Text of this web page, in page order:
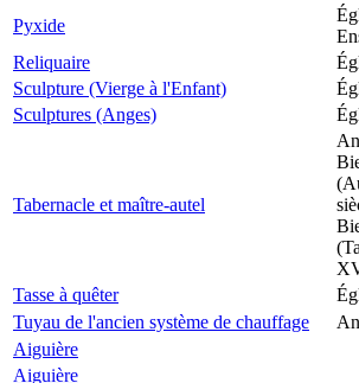
Pyxide
Reliquaire
Sculpture (Vierge à l'Enfant)
Sculptures (Anges)
Tabernacle et maître-autel
Tasse à quêter
Tuyau de l'ancien système de chauffage
Aiguière
Aiguière